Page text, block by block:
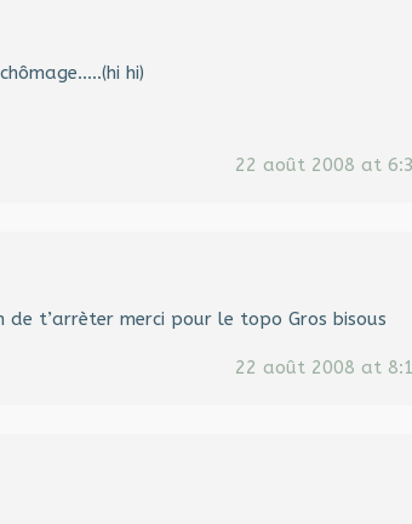
hi)
22 août 2008 at
t’arrèter merci pour le topo Gros bisous
22 août 2008 at